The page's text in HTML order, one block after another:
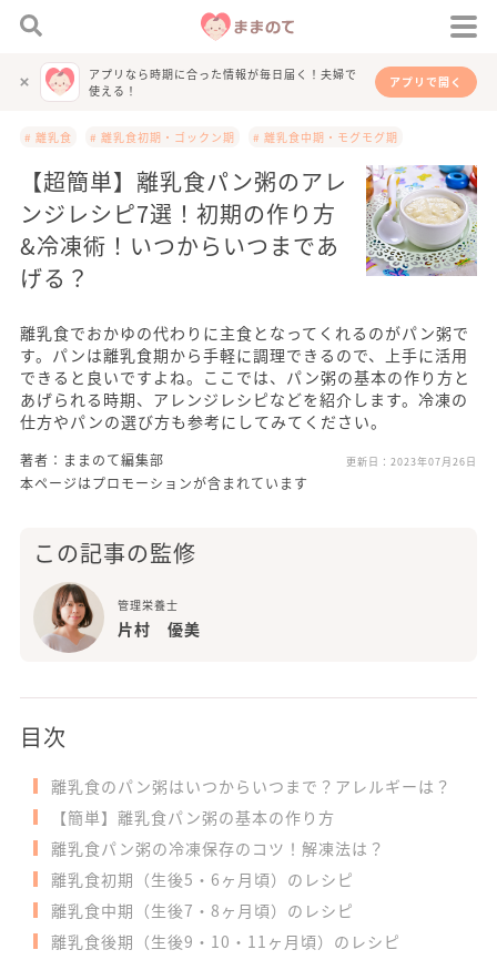
アプリなら時期に合った情報が毎日届く！夫婦で
使える！
アプリで開く
# 離乳食 # 離乳食初期・ゴックン期 # 離乳食中期・モグモグ期
【超簡単】離乳食パン粥のアレ
ンジレシピ7選！初期の作り方
&冷凍術！いつからいつまであ
げる？
離乳食でおかゆの代わりに主食となってくれるのがパン粥で
す。パンは離乳食期から手軽に調理できるので、上手に活用
できると良いですよね。ここでは、パン粥の基本の作り方と
あげられる時期、アレンジレシピなどを紹介します。冷凍の
仕方やパンの選び方も参考にしてみてください。
著者：ままのて編集部 更新日： 2023年07月26日
本ページはプロモーションが含まれています
この記事の監修
管理栄養士
片村 優美
目次
離乳食のパン粥はいつからいつまで？アレルギーは？
【簡単】離乳食パン粥の基本の作り方
離乳食パン粥の冷凍保存のコツ！解凍法は？
離乳食初期（生後5・6ヶ月頃）のレシピ
離乳食中期（生後7・8ヶ月頃）のレシピ
離乳食後期（生後9・10・11ヶ月頃）のレシピ